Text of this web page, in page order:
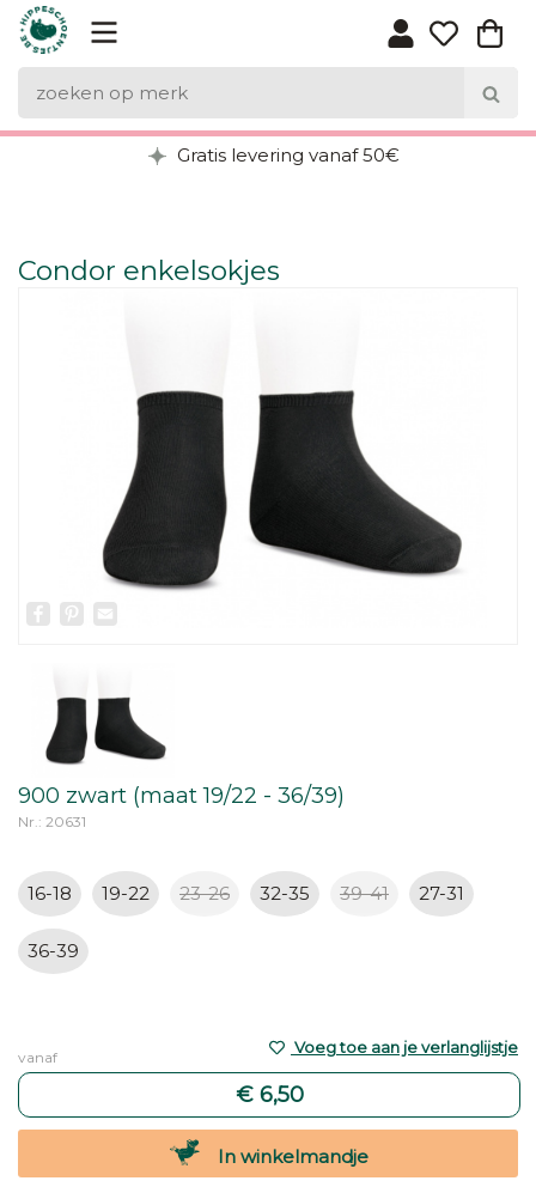
Gratis levering vanaf 50€
Condor enkelsokjes
Facebook
Pinterest
900 zwart (maat 19/22 - 36/39)
Nr.: 20631
16-18 19-22 23-26 32-35 39-41 27-31
36-39
vanaf
€ 6,50
Voeg toe aan je verlanglijstje
In winkelmandje